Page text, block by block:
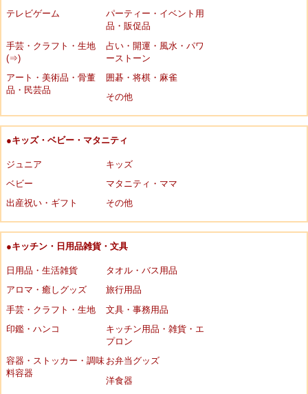
テレビゲーム
パーティー・イベント用
品・販促品
手芸・クラフト・生地
(⇒)
占い・開運・風水・パワ
ーストーン
アート・美術品・骨董
品・民芸品
囲碁・将棋・麻雀
その他
●キッズ・ベビー・マタニティ
ジュニア
キッズ
ベビー
マタニティ・ママ
出産祝い・ギフト
その他
●キッチン・日用品雑貨・文具
日用品・生活雑貨
タオル・バス用品
アロマ・癒しグッズ
旅行用品
手芸・クラフト・生地
文具・事務用品
印鑑・ハンコ
キッチン用品・雑貨・エ
プロン
容器・ストッカー・調味
料容器
お弁当グッズ
洋食器